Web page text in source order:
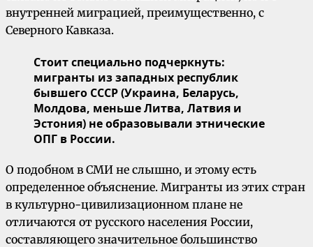
внутренней миграцией, преимущественно, с
Северного Кавказа.
Стоит специально подчеркнуть:
мигранты из западных республик
бывшего СССР (Украина, Беларусь,
Молдова, меньше Литва, Латвия и
Эстония) не образовывали этнические
ОПГ в России.
О подобном в СМИ не слышно, и этому есть
определенное объяснение. Мигранты из этих стран
в культурно-цивилизационном плане не
отличаются от русского населения России,
составляющего значительное большинство